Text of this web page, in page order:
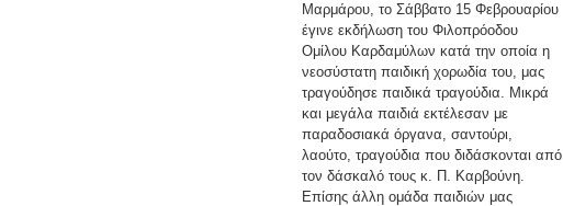
Μαρμάρου, το Σάββατο 15 Φεβρουαρίου
έγινε εκδήλωση του Φιλοπρόοδου
Ομίλου Καρδαμύλων κατά την οποία η
νεοσύστατη παιδική χορωδία του, μας
τραγούδησε παιδικά τραγούδια. Μικρά
και μεγάλα παιδιά εκτέλεσαν με
παραδοσιακά όργανα, σαντούρι,
λαούτο, τραγούδια που διδάσκονται από
τον δάσκαλό τους κ. Π. Καρβούνη.
Επίσης άλλη ομάδα παιδιών μας